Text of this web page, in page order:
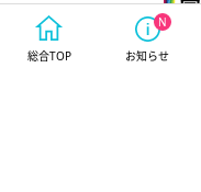
総合TOP お知らせ
学生
学生マン